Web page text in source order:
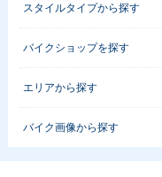
スタイルタイプから探す
バイクショップを探す
エリアから探す
バイク画像から探す